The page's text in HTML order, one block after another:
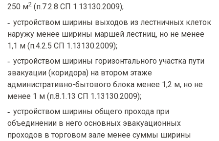
250 м2 (п.7.2.8 СП 1.13130.2009);
устройством ширины выходов из лестничных клеток
наружу менее ширины маршей лестниц, но не менее
1,1 м (п.4.2.5 СП 1.13130.2009);
устройством ширины горизонтального участка пути
эвакуации (коридора) на втором этаже
административно-бытового блока менее 1,2 м, но не
менее 1 м (п.8.1.13 СП 1.13130.2009);
устройством ширины общего прохода при
объединении в него основных эвакуационных
проходов в торговом зале менее суммы ширины